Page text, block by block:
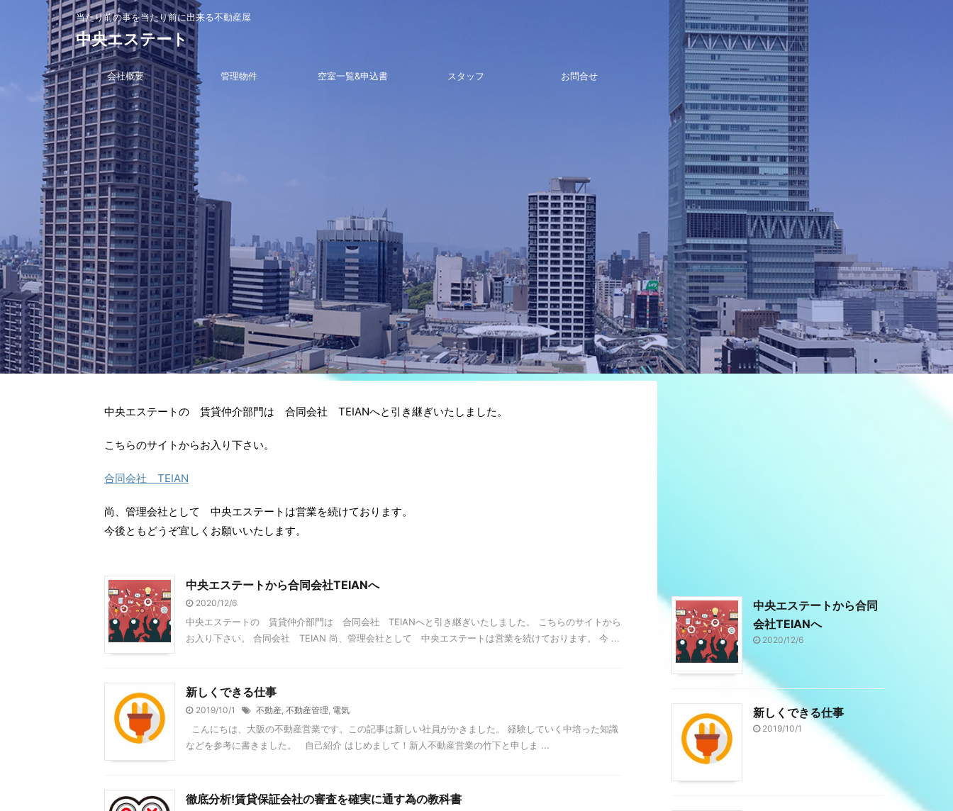
当たり前の事を当たり前に出来る不動産屋
中央エステート
会社概要 管理物件 空室一覧&申込書 スタッフ お問合せ
中央エステートの 賃貸仲介部門は 合同会社 TEIANへと引き継ぎいたしました。
こちらのサイトからお入り下さい。
合同会社 TEIAN
尚、管理会社として 中央エステートは営業を続けております。
今後ともどうぞ宜しくお願いいたします。
中央エステートから合同会社TEIANへ
2020/12/6
中央エステートの 賃貸仲介部門は 合同会社 TEIANへと引き継ぎいたしました。 こちらのサイトから
お入り下さい。 合同会社 TEIAN 尚、管理会社として 中央エステートは営業を続けております。 今 ...
新しくできる仕事
2019/10/1 不動産, 不動産管理, 電気
こんにちは、大阪の不動産営業です。この記事は新しい社員がかきました。 経験していく中培った知識
などを参考に書きました。 自己紹介 はじめまして！新人不動産営業の竹下と申しま ...
徹底分析!賃貸保証会社の審査を確実に通す為の教科書
中央エステートから合同
会社TEIANへ
2020/12/6
新しくできる仕事
2019/10/1